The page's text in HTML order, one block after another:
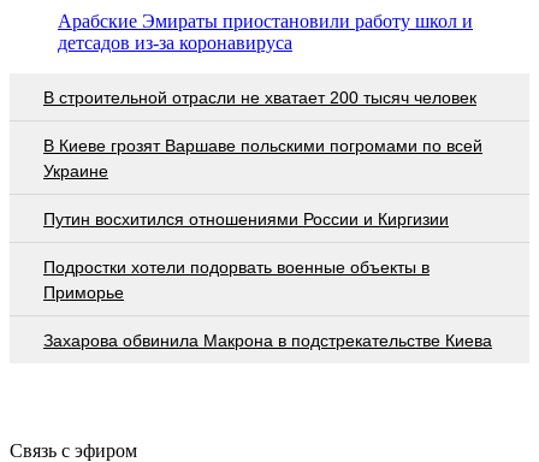
Арабские Эмираты приостановили работу школ и
детсадов из-за коронавируса
В строительной отрасли не хватает 200 тысяч человек
В Киеве грозят Варшаве польскими погромами по всей
Украине
Путин восхитился отношениями России и Киргизии
Подростки хотели подорвать военные объекты в
Приморье
Захарова обвинила Макрона в подстрекательстве Киева
Связь с эфиром